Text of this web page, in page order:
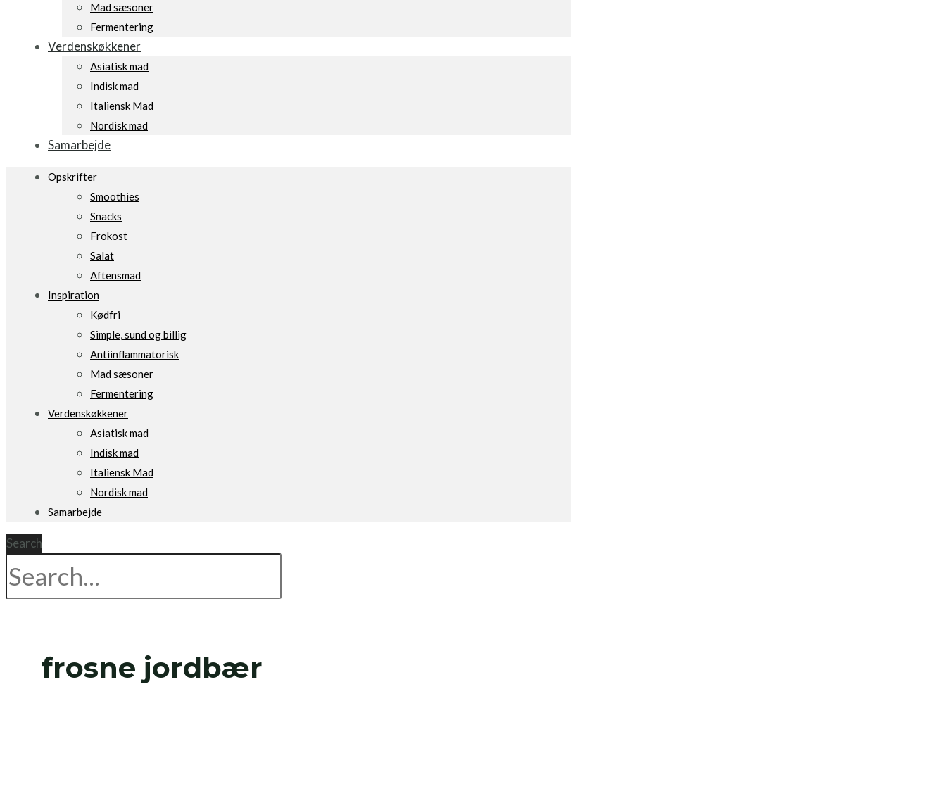
Mad sæsoner
Fermentering
Verdenskøkkener
Asiatisk mad
Indisk mad
Italiensk Mad
Nordisk mad
Samarbejde
Opskrifter
Smoothies
Snacks
Frokost
Salat
Aftensmad
Inspiration
Kødfri
Simple, sund og billig
Antiinflammatorisk
Mad sæsoner
Fermentering
Verdenskøkkener
Asiatisk mad
Indisk mad
Italiensk Mad
Nordisk mad
Samarbejde
Search
frosne jordbær